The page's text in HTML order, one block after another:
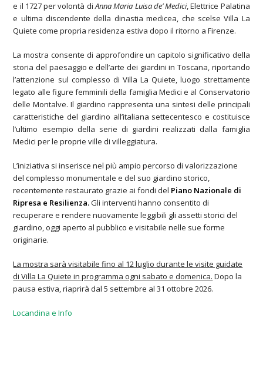
e il 1727 per volontà diAnna Maria Luisa de’ Medici, Elettrice Palatina
e ultima discendente della dinastia medicea, che scelse Villa La
Quiete come propria residenza estiva dopo il ritorno a Firenze.
La mostra consente di approfondire un capitolo significativo della
storia del paesaggio e dell’arte dei giardini in Toscana, riportando
l’attenzione sul complesso di Villa La Quiete, luogo strettamente
legato alle figure femminili della famiglia Medici e al Conservatorio
delle Montalve. Il giardino rappresenta una sintesi delle principali
caratteristiche del giardino all’italiana settecentesco e costituisce
l’ultimo esempio della serie di giardini realizzati dalla famiglia
Medici per le proprie ville di villeggiatura.
L’iniziativa si inserisce nel più ampio percorso di valorizzazione
del complesso monumentale e del suo giardino storico,
recentemente restaurato grazie ai fondi del Piano Nazionale di
Ripresa e Resilienza.Gli interventi hanno consentito di
recuperare e rendere nuovamente leggibili gli assetti storici del
giardino, oggi aperto al pubblico e visitabile nelle sue forme
originarie.
La mostra sarà visitabile fino al 12 luglio durante le visite guidate
di Villa La Quiete in programma ogni sabato e domenica. Dopo la
pausa estiva, riaprirà dal 5 settembre al 31 ottobre 2026.
Locandina e Info